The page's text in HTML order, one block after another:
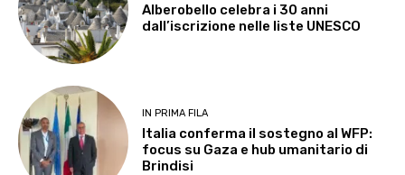
Alberobello celebra i 30 anni
dall’iscrizione nelle liste UNESCO
IN PRIMA FILA
Italia conferma il sostegno al WFP:
focus su Gaza e hub umanitario di
Brindisi